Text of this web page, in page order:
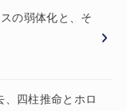
の弱体化と、そ
、四柱推命とホロ